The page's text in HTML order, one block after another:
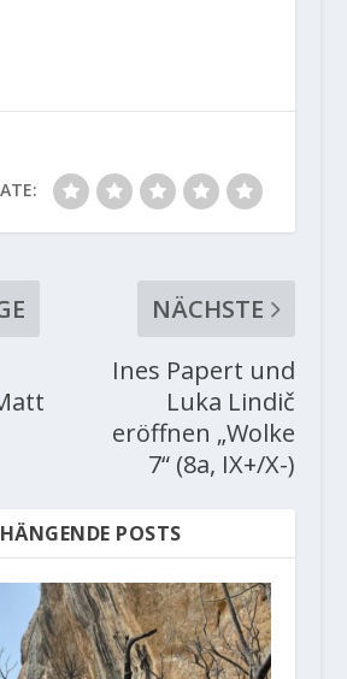
NÄCHSTE
Ines Papert und
Luka Lindič
eröffnen „Wolke
7“ (8a, IX+/X-)
POSTS